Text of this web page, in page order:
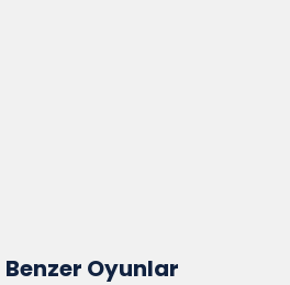
Benzer Oyunlar